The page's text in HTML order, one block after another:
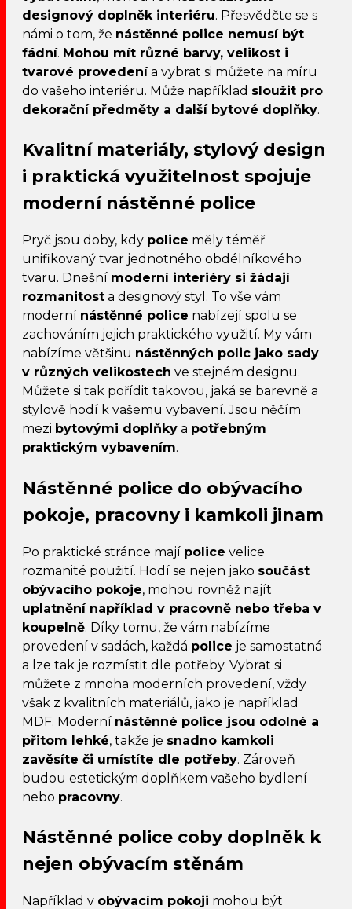
designový doplněk interiéru. Přesvědčte se s
námi o tom, že nástěnné police nemusí být
fádní. Mohou mít různé barvy, velikost i
tvarové provedenía vybrat si můžete na míru
do vašeho interiéru. Může například sloužit pro
dekorační předměty a další bytové doplňky.
Kvalitní materiály, stylový design
i praktická využitelnost spojuje
moderní nástěnné police
Pryč jsou doby, kdy police měly téměř
unifikovaný tvar jednotného obdélníkového
tvaru. Dnešní moderní interiéry si žádají
rozmanitost a designový styl. To vše vám
moderní nástěnné police nabízejí spolu se
zachováním jejich praktického využití. My vám
nabízíme většinu nástěnných polic jako sady
v různých velikostech ve stejném designu.
Můžete si tak pořídit takovou, jaká se barevně a
stylově hodí k vašemu vybavení. Jsou něčím
mezi bytovými doplňky a potřebným
praktickým vybavením.
Nástěnné police do obývacího
pokoje, pracovny i kamkoli jinam
Po praktické stránce mají police velice
rozmanité použití. Hodí se nejen jako součást
obývacího pokoje, mohou rovněž najít
uplatnění například v pracovně nebo třeba v
koupelně. Díky tomu, že vám nabízíme
provedení v sadách, každá police je samostatná
a lze tak je rozmístit dle potřeby. Vybrat si
můžete z mnoha moderních provedení, vždy
však z kvalitních materiálů, jako je například
MDF. Moderní nástěnné police jsou odolné a
přitom lehké, takže je snadno kamkoli
zavěsíte či umístíte dle potřeby. Zároveň
budou estetickým doplňkem vašeho bydlení
nebo pracovny.
Nástěnné police coby doplněk k
nejen obývacím stěnám
Například v obývacím pokoji mohou být